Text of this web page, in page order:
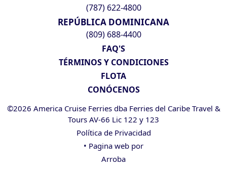
(787) 622-4800
REPÚBLICA DOMINICANA
(809) 688-4400
FAQ'S
TÉRMINOS Y CONDICIONES
FLOTA
CONÓCENOS
©2026 America Cruise Ferries dba Ferries del Caribe Travel &
Tours AV-66 Lic 122 y 123
Política de Privacidad
• Pagina web por
Arroba